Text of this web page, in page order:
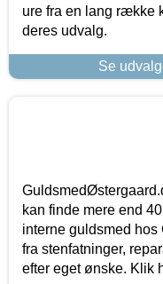
ure fra en lang række
deres udvalg.
Se
kan finde mere end
interne guldsmed
fra stenfatninger,
efter eget ønske. Klik